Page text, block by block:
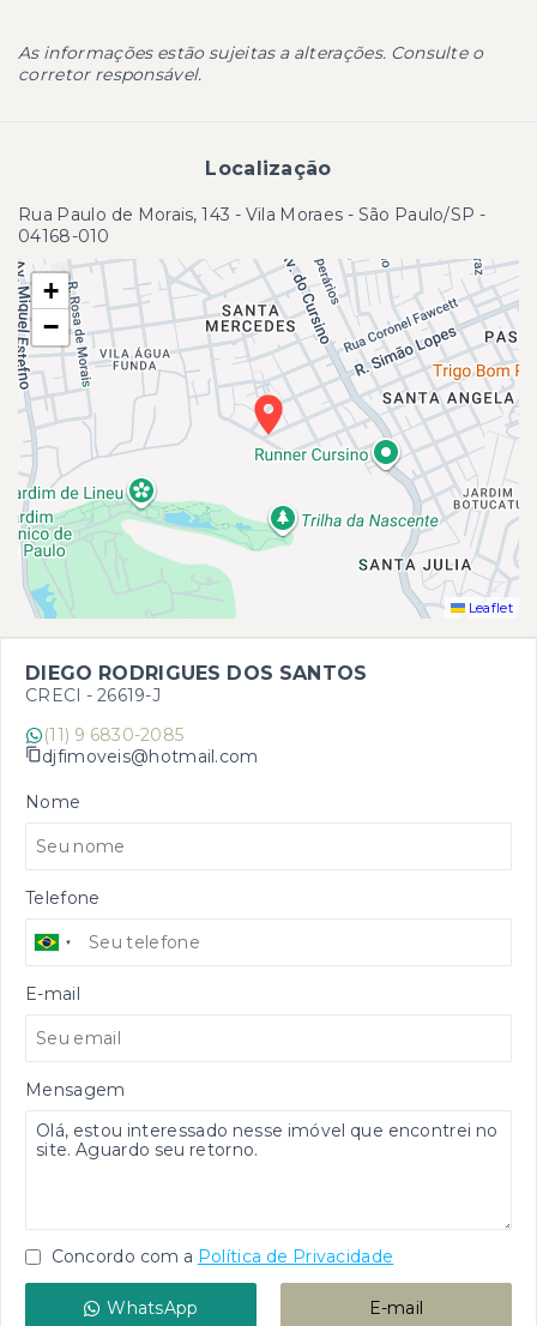
As informações estão sujeitas a alterações. Consulte o
corretor responsável.
Localização
Rua Paulo de Morais, 143 - Vila Moraes - São Paulo/SP -
04168-010
+
−
Leaflet
DIEGO RODRIGUES DOS SANTOS
CRECI - 26619-J
(11) 9 6830-2085
djfimoveis@hotmail.com
Nome
Telefone
E-mail
Mensagem
Concordo com a Política de Privacidade
WhatsApp E-mail